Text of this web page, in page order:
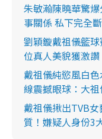
朱敏瀚陳曉華驚
事關係 私下完全
劉穎鏇戴祖儀籃
位真人美貌獲激讚
戴祖儀純慾風白
線震撼眼球：大祖
戴祖儀揪出TVB
質！嫌疑人身份3